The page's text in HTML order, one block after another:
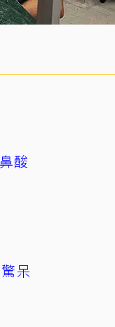
酸
呆